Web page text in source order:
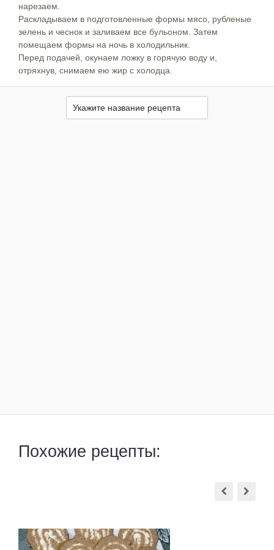
нарезаем.
Раскладываем в подготовленные формы мясо, рубленые
зелень и чеснок и заливаем все бульоном. Затем
помещаем формы на ночь в холодильник.
Перед подачей, окунаем ложку в горячую воду и,
отряхнув, снимаем ею жир с холодца.
Похожие рецепты: